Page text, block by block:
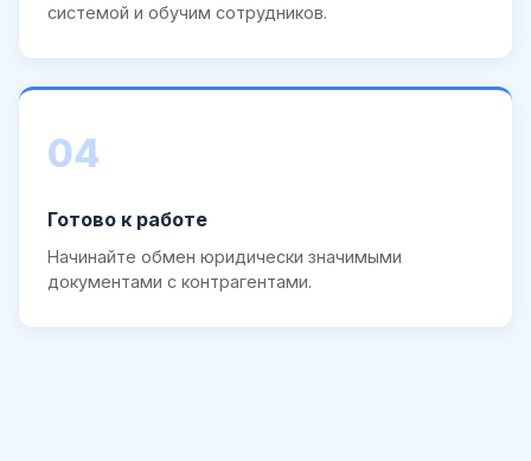
системой и обучим сотрудников.
04
Готово к работе
Начинайте обмен юридически значимыми
документами с контрагентами.